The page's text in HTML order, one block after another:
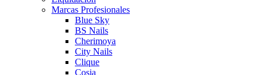
Marcas Profesionales
Blue Sky
BS Nails
Cherimoya
City Nails
Clique
Cosia